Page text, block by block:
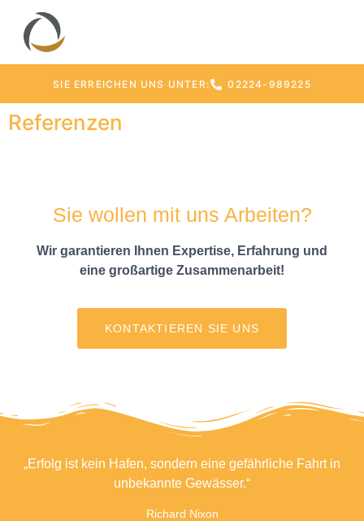
SIE ERREICHEN UNS UNTER: 02224-989225
Referenzen
Sie wollen mit uns Arbeiten?
Wir garantieren Ihnen Expertise, Erfahrung und
eine großartige Zusammenarbeit!
KONTAKTIEREN SIE UNS
„Erfolg ist kein Hafen, sondern eine gefährliche Fahrt in
unbekannte Gewässer.“
Richard Nixon